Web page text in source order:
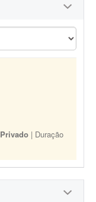
Privado | Duração